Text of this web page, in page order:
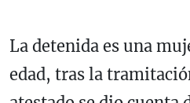
La detenida es una
edad, tras la